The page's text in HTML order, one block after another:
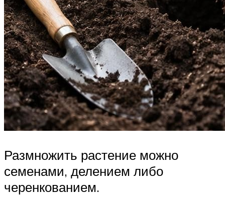
Размножить растение можно
семенами, делением либо
черенкованием.